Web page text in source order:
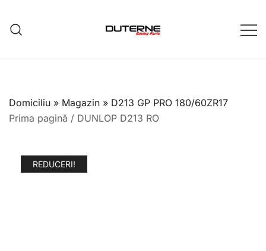
conținut
Domiciliu » Magazin » D213 GP PRO 180/60ZR17
Prima pagină / DUNLOP D213 RO
REDUCERI!